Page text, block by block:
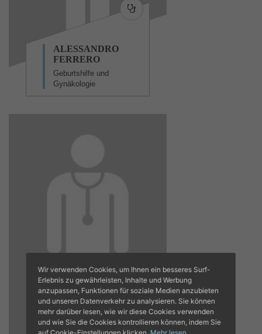
ALESSANDRO
FERRERO
Geburtshilfe und
Gynäkologie
Wir verwenden Cookies, um Ihnen ein besseres Surf-
Erlebnis zu gewährleisten, Inhalte und Werbung
anzupassen, Funktionen für soziale Medien anzubieten
und unseren Datenverkehr zu analysieren. Sie können
mehr darüber lesen, wie wir diese Cookies verwenden
und wie Sie die Cookies kontrollieren können, indem Sie